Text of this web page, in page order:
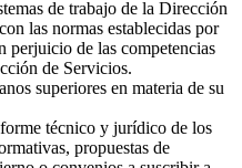
de trabajo de la Dirección
las normas establecidas por
perjuicio de las competencias
de Servicios.
superiores en materia de su
técnico y jurídico de los
propuestas de